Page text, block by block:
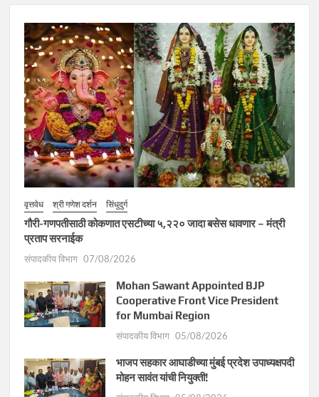
वृत्तवेध श्री गणेश दर्शन सिंधुदुर्ग
गौरी-गणपतीसाठी कोकणात एसटीच्या ५,२२० जादा बसेस धावणार – मंत्री
प्रताप सरनाईक
संपादकीय विभाग 07/08/2026
Mohan Sawant Appointed BJP
Cooperative Front Vice President
for Mumbai Region
संपादकीय विभाग 05/08/2026
भाजप सहकार आघाडीच्या मुंबई प्रदेश उपाध्यक्षपदी
मोहन सावंत यांची नियुक्ती!